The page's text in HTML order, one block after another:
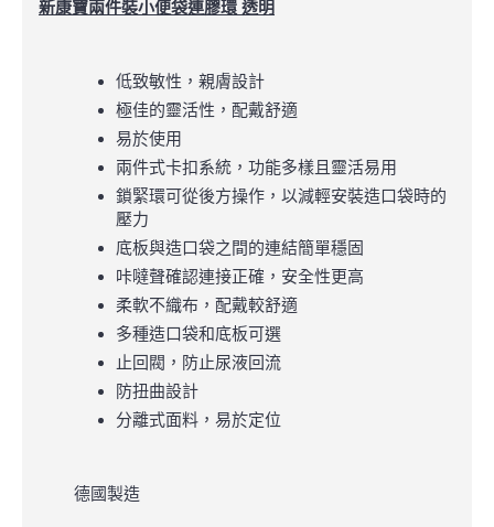
新康寶兩件裝小便袋連膠環 透明
低致敏性，親膚設計
極佳的靈活性，配戴舒適
易於使用
兩件式卡扣系統，功能多樣且靈活易用
鎖緊環可從後方操作，以減輕安裝造口袋時的
壓力
底板與造口袋之間的連結簡單穩固
咔噠聲確認連接正確，安全性更高
柔軟不織布，配戴較舒適
多種造口袋和底板可選
止回閥，防止尿液回流
防扭曲設計
分離式面料，易於定位
德國製造